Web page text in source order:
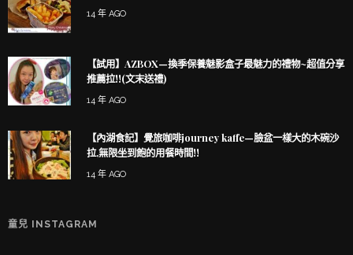
14 年 AGO
【試用】AZBOX—換季保養魅影盒子最魅力的禮物~超值分享
推薦拉!!(文末送禮)
14 年 AGO
【內湖食記】覺旅咖啡journey kaffe—臉盆一樣大的木碗沙
拉,無限坐到飽的用餐時間!!
14 年 AGO
童兒 INSTAGRAM